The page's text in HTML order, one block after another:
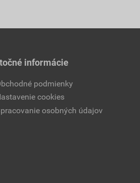
informácie
podmienky
cookies
osobných údajov